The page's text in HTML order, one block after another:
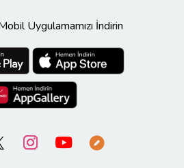
Uygulamamızı İndirin